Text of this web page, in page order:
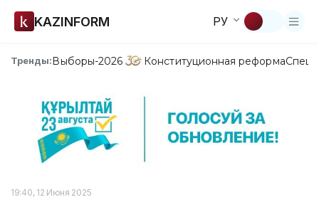
KAZINFORM РУ
Тренды:Выборы-2026 Конституционная реформа
19:40, 12 Июня 2025